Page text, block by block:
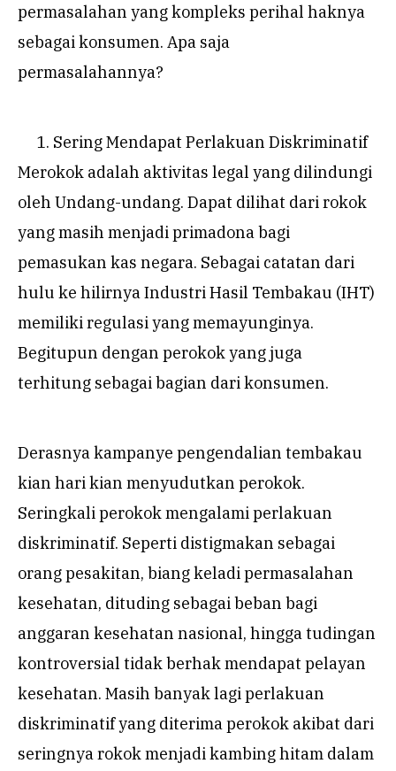
permasalahan yang kompleks perihal haknya
sebagai konsumen. Apa saja
permasalahannya?
Sering Mendapat Perlakuan Diskriminatif
Merokok adalah aktivitas legal yang dilindungi
oleh Undang-undang. Dapat dilihat dari rokok
yang masih menjadi primadona bagi
pemasukan kas negara. Sebagai catatan dari
hulu ke hilirnya Industri Hasil Tembakau (IHT)
memiliki regulasi yang memayunginya.
Begitupun dengan perokok yang juga
terhitung sebagai bagian dari konsumen.
Derasnya kampanye pengendalian tembakau
kian hari kian menyudutkan perokok.
Seringkali perokok mengalami perlakuan
diskriminatif. Seperti distigmakan sebagai
orang pesakitan, biang keladi permasalahan
kesehatan, dituding sebagai beban bagi
anggaran kesehatan nasional, hingga tudingan
kontroversial tidak berhak mendapat pelayan
kesehatan. Masih banyak lagi perlakuan
diskriminatif yang diterima perokok akibat dari
seringnya rokok menjadi kambing hitam dalam